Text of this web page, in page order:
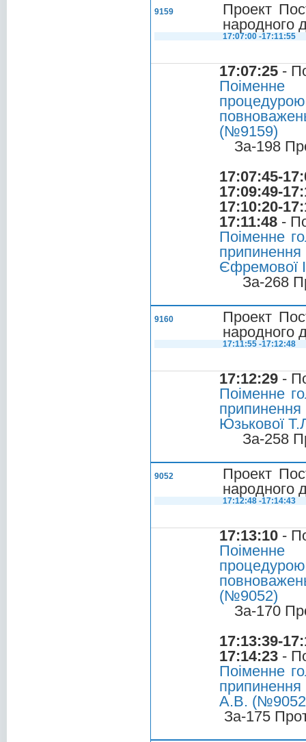
9159
Проект
народного
17:07:00 -17:11:55
17:07:25 -
Поіменне
(№9159)
За-198
17:07:45-
17:09:49-
17:10:20-
17:11:48 -
Поіменне
Єфремової
За-268
9160
Проект
народного
17:11:55 -17:12:48
17:12:29 -
Поіменне
Юзькової
За-258
9052
Проект
народного
17:12:48 -17:14:43
17:13:10 -
Поіменне
(№9052)
За-170
17:13:39-
17:14:23 -
Поіменне
А.В.
За-175